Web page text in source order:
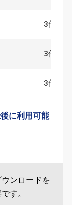
3件
3件
3件
に利用可能
ンロードを
す。